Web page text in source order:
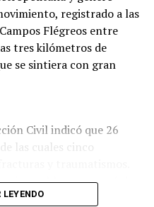
registrado a las
Flégreos entre
tres kilómetros de
se sintiera con gran
Civil indicó que 26
las cuales cinco
inmuebles se evacuó de